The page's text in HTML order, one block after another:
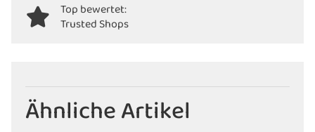
Top bewertet:
Trusted Shops
Ähnliche Artikel